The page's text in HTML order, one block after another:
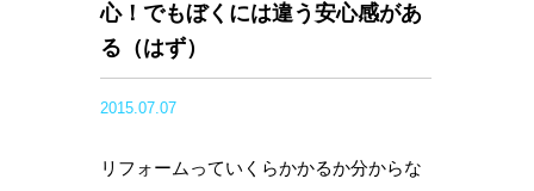
心！でもぼくには違う安心感があ
る（はず）
2015.07.07
リフォームっていくらかかるか分からな